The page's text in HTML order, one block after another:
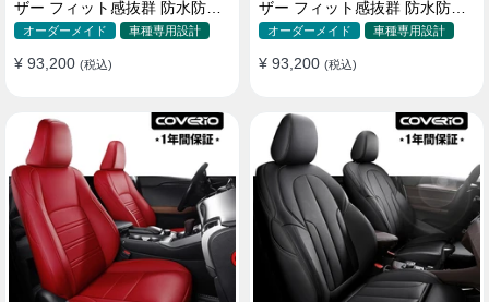
ザー フィット感抜群 防水防汚
オーダーメイド 全席セット
オーダーメイド 車種専用設計
¥ 93,200 (税込)
ザー フィット感抜群 防水防汚
オーダーメイド 全席セット
オーダーメイド 車種専用設計
¥ 93,200 (税込)